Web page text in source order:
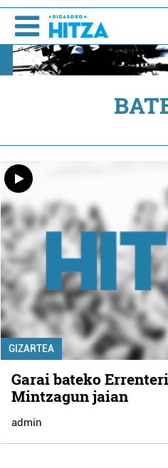
GIZARTEA
Garai bateko
Mintzagun jaian
admin